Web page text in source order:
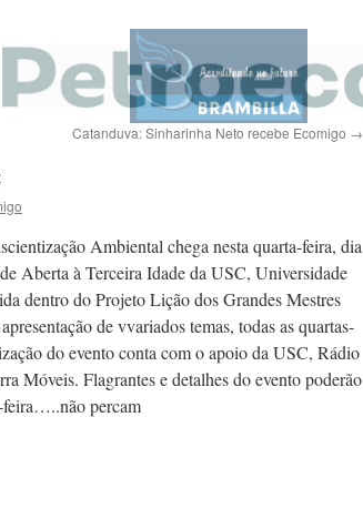
Catanduva: Sinharinha Neto recebe Ecomigo →
Ambiental chega nesta quarta-feira, dia
Aberta à Terceira Idade da USC, Universidade
dentro do Projeto Lição dos Grandes Mestres
de vvariados temas, todas as quartas-
do evento conta com o apoio da USC, Rádio
Móveis. Flagrantes e detalhes do evento poderão
feira…..não percam